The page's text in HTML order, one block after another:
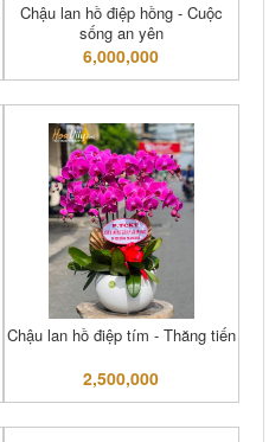
Chậu lan hồ điệp hồng - Cuộc
sống an yên
6,000,000
Chậu lan hồ điệp tím - Thăng tiến
2,500,000